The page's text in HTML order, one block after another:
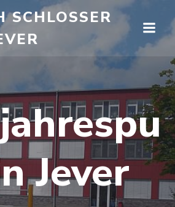
Zum
Inhalt
SCHLOSSER
Jever